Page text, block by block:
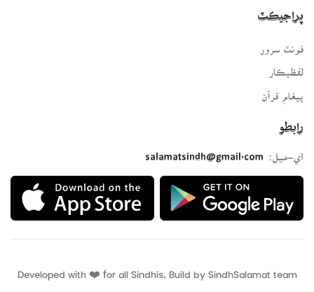
پراجيڪٽ
لفظيڪار
پيغامِ قرآن
رابطو
اي-ميل:
salamatsindh@gmail.com
Developed with ❤️ for all Sindhis. Build by